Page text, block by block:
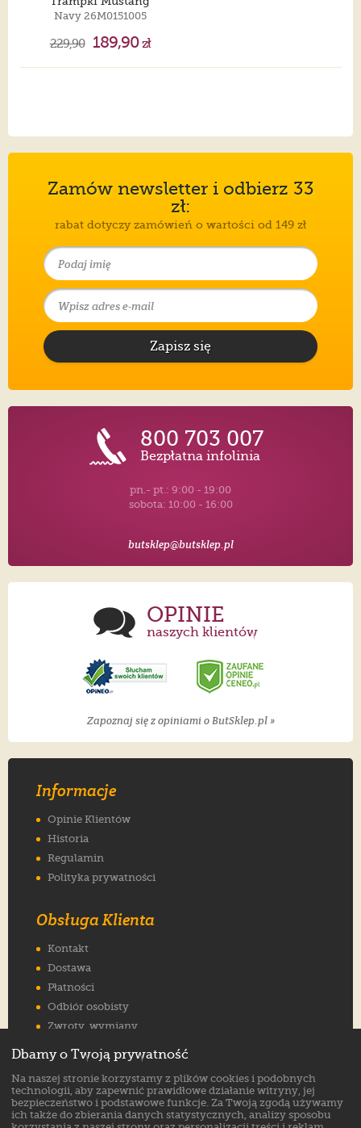
Navy 26M0151005
229,90 189,90zł
Zamów newsletter i odbierz 33
zł:
rabat dotyczy zamówień o wartości od 149 zł
Zapisz się
800 703 007
Bezpłatna infolinia
pn.- pt.: 9:00 - 19:00
sobota: 10:00 - 16:00
butsklep@butsklep.pl
OPINIE
naszych klientów
Zapoznaj się z opiniami o ButSklep.pl »
Informacje
Opinie Klientów
Historia
Regulamin
Polityka prywatności
Obsługa Klienta
Kontakt
Dostawa
Płatności
Odbiór osobisty
Zwroty, wymiany
Jak wybrać rozmiar
FAQ
Dbamy o Twoją prywatność
Na naszej stronie korzystamy z plików cookies i podobnych
technologii, aby zapewnić prawidłowe działanie witryny, jej
bezpieczeństwo i podstawowe funkcje. Za Twoją zgodą używamy
ich także do zbierania danych statystycznych, analizy sposobu